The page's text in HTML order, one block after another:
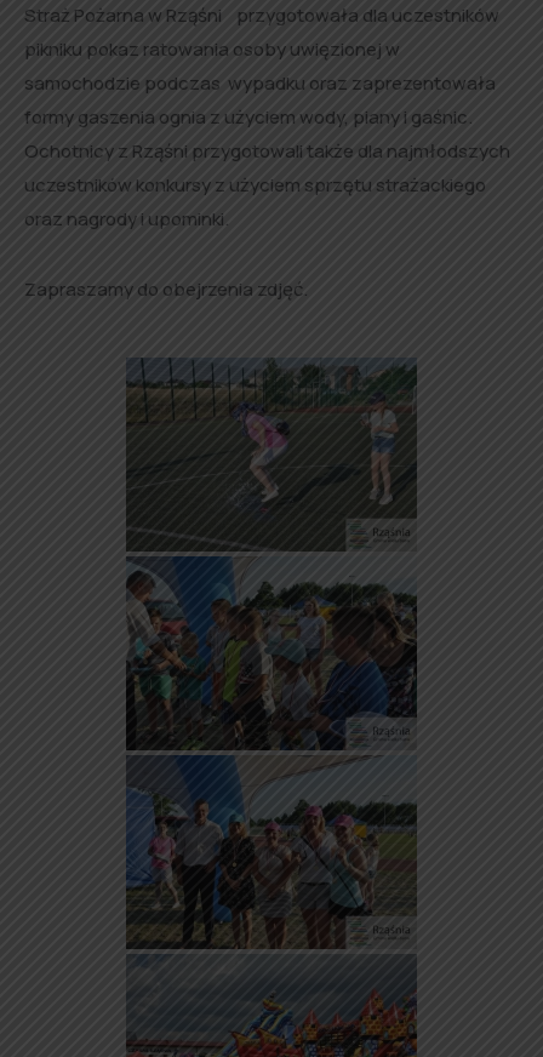
Straż Pożarna w Rząśni przygotowała dla uczestników
pikniku pokaz ratowania osoby uwięzionej w
samochodzie podczas wypadku oraz zaprezentowała
formy gaszenia ognia z użyciem wody, piany i gaśnic.
Ochotnicy z Rząśni przygotowali także dla najmłodszych
uczestników konkursy z użyciem sprzętu strażackiego
oraz nagrody i upominki.
Zapraszamy do obejrzenia zdjęć.